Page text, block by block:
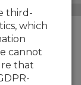
flux de
third-
which
cannot
that